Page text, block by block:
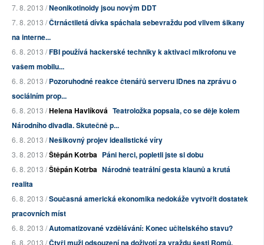
7. 8. 2013 /Neonikotinoidy jsou novým DDT
7. 8. 2013 /Čtrnáctiletá dívka spáchala sebevraždu pod vlivem šikany
na interne...
6. 8. 2013 /FBI používá hackerské techniky k aktivaci mikrofonu ve
vašem mobilu...
6. 8. 2013 /Pozoruhodné reakce čtenářů serveru IDnes na zprávu o
sociálním prop...
6. 8. 2013 /Helena Havlíková Teatroložka popsala, co se děje kolem
Národního divadla. Skutečně p...
6. 8. 2013 /Nešikovný projev idealistické víry
3. 8. 2013 /Štěpán Kotrba Páni herci, popletli jste si dobu
6. 8. 2013 /Štěpán Kotrba Národně teatrální gesta klaunů a krutá
realita
6. 8. 2013 /Současná americká ekonomika nedokáže vytvořit dostatek
pracovních míst
6. 8. 2013 /Automatizované vzdělávání: Konec učitelského stavu?
6. 8. 2013 /Čtyři muži odsouzení na doživotí za vraždu šesti Romů,